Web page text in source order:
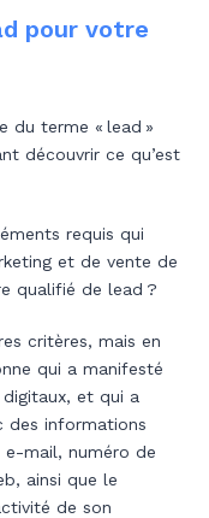
pour votre
du terme « lead »
découvrir ce qu’est
requis qui
et de vente de
qualifié de lead ?
critères, mais en
qui a manifesté
et qui a
des informations
mail, numéro de
ainsi que le
de son